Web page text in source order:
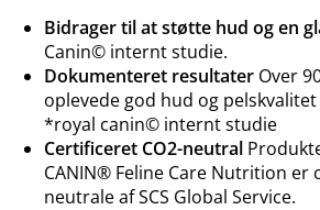
Bidrager til at støtte hud og en
Canin© internt studie.
Dokumenteret resultater Over
oplevede god hud og
*royal canin© internt studie
Certificeret CO2-neutral
CANIN® Feline Care Nutrition er
neutrale af SCS Global Service.